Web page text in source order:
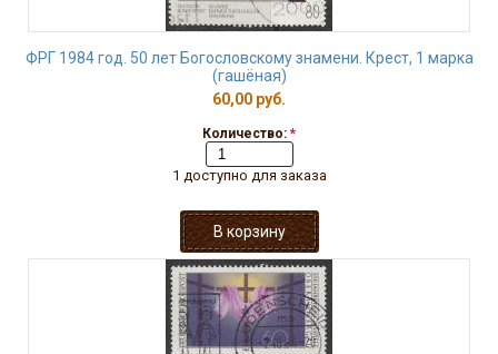
ФРГ 1984 год. 50 лет Богословскому знамени. Крест, 1 марка
(гашёная)
60,00 руб.
Количество: *
1 доступно для заказа